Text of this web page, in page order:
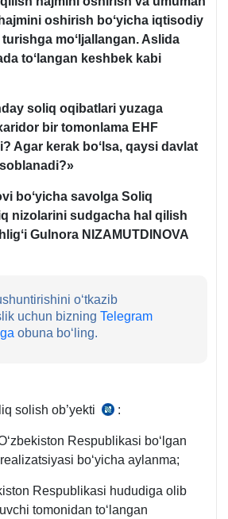
oshirish boʻyicha iqtisodiy
moʻljallangan. Aslida
toʻlangan keshbek kabi
soliq oqibatlari yuzaga
bir tomonlama EHF
Agar kerak boʻlsa, qaysi davlat
boʻyicha savolga Soliq
nizolarini sudgacha hal qilish
Gulnora NIZAMUTDINOVA
oʻtkazib
uchun bizningTelegram
obuna boʻling.
solish ob’yekti
SK
q.
:
Respublikasi boʻlgan
boʻyicha aylanma;
Respublikasi hududiga olib
tomonidan toʻlangan